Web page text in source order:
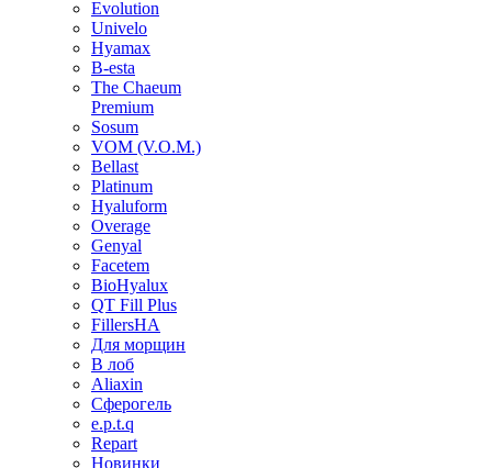
Evolution
Univelo
Hyamax
B-esta
The Chaeum
Premium
Sosum
VOM (V.O.M.)
Bellast
Platinum
Hyaluform
Overage
Genyal
Facetem
BioHyalux
QT Fill Plus
FillersHA
Для морщин
В лоб
Aliaxin
Сферогель
e.p.t.q
Repart
Новинки